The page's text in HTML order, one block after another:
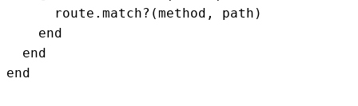
      route.match?(method, path)
    end
  end
end